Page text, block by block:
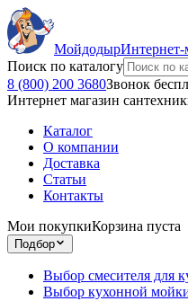
МойдодырИнтернет-
Поиск по каталогу
8 (800) 200 3680Звонок
Интернет магазин
Каталог
О компании
Доставка
Статьи
Контакты
Мои покупкиКорзина пуста
Подбор
Выбор смесителя для
Выбор кухонной